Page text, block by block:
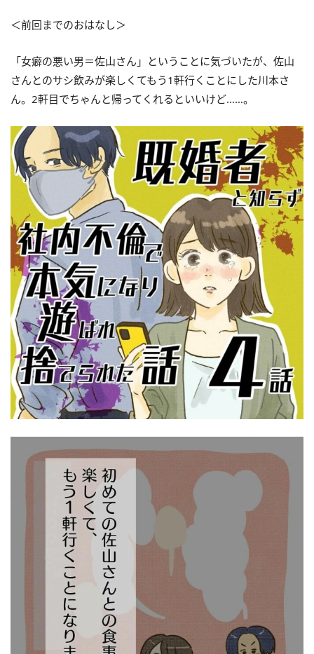
＜前回までのおはなし＞
「女癖の悪い男＝佐山さん」ということに気づいたが、佐山
さんとのサシ飲みが楽しくてもう1軒行くことにした川本さ
ん。2軒目でちゃんと帰ってくれるといいけど……。